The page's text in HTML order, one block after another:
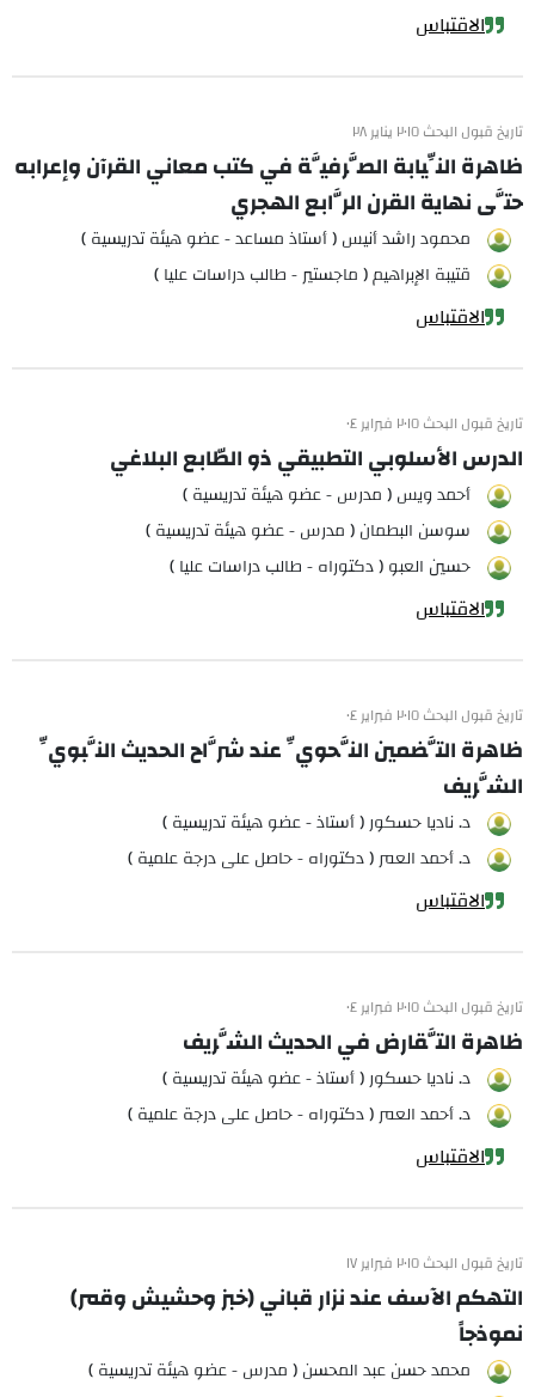
الاقتباس
تاريخ قبول البحث ٢٠١٥ يناير ٢٨
ظاهرة النِّيابة الصَّرفيَّة في كتب معاني القرآن وإعرابه
حتَّى نهاية القرن الرَّابع الهجري
محمود راشد أنيس ( أستاذ مساعد - عضو هيئة تدريسية )
قتيبة الإبراهيم ( ماجستير - طالب دراسات عليا )
الاقتباس
تاريخ قبول البحث ٢٠١٥ فبراير ٠٤
الدرس الأسلوبي التطبيقي ذو الطّابع البلاغي
أحمد ويس ( مدرس - عضو هيئة تدريسية )
سوسن البطمان ( مدرس - عضو هيئة تدريسية )
حسين العبو ( دكتوراه - طالب دراسات عليا )
الاقتباس
تاريخ قبول البحث ٢٠١٥ فبراير ٠٤
ظاهرة التَّضمين النَّحويِّ عند شرَّاح الحديث النَّبويِّ
الشَّريف
د. ناديا حسكور ( أستاذ - عضو هيئة تدريسية )
د. أحمد العمر ( دكتوراه - حاصل على درجة علمية )
الاقتباس
تاريخ قبول البحث ٢٠١٥ فبراير ٠٤
ظاهرة التَّقارض في الحديث الشَّريف
د. ناديا حسكور ( أستاذ - عضو هيئة تدريسية )
د. أحمد العمر ( دكتوراه - حاصل على درجة علمية )
الاقتباس
تاريخ قبول البحث ٢٠١٥ فبراير ١٧
التهكم الآسف عند نزار قباني (خبز وحشيش وقمر)
نموذجاً
محمد حسن عبد المحسن ( مدرس - عضو هيئة تدريسية )